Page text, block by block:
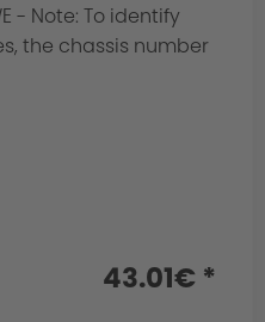
- Note: To identify
the chassis number
43.01€ *